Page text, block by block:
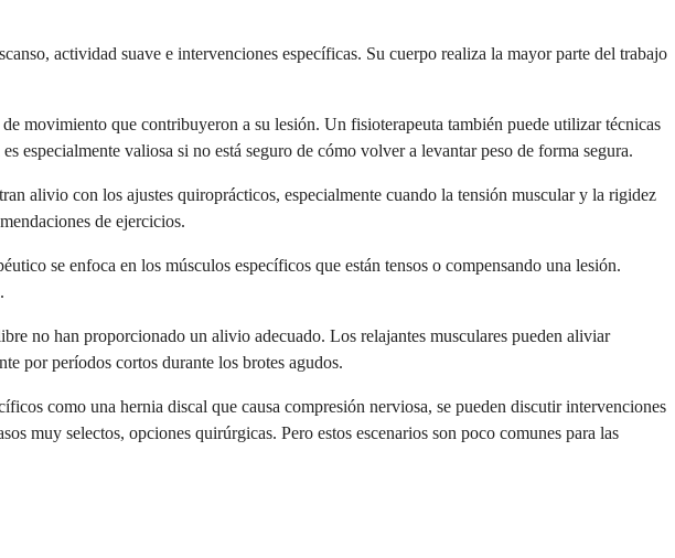
actividad suave e intervenciones específicas. Su cuerpo realiza la mayor parte del trabajo
movimiento que contribuyeron a su lesión. Un fisioterapeuta también puede utilizar técnicas
valiosa si no está seguro de cómo volver a levantar peso de forma segura.
alivio con los ajustes quiroprácticos, especialmente cuando la tensión muscular y la rigidez
de ejercicios.
se enfoca en los músculos específicos que están tensos o compensando una lesión.
no han proporcionado un alivio adecuado. Los relajantes musculares pueden aliviar
por períodos cortos durante los brotes agudos.
como una hernia discal que causa compresión nerviosa, se pueden discutir intervenciones
muy selectos, opciones quirúrgicas. Pero estos escenarios son poco comunes para las